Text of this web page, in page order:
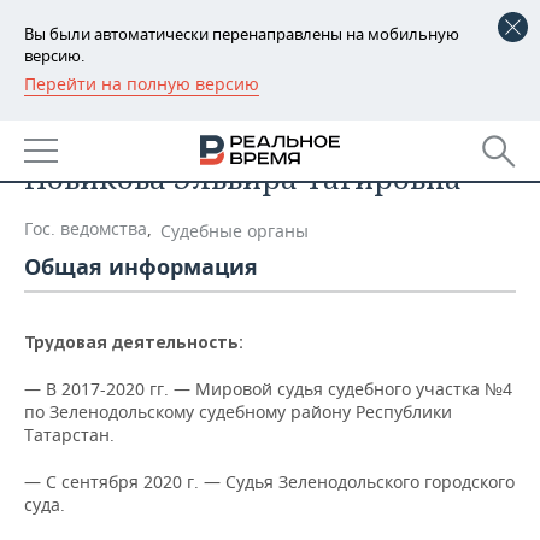
Вы были автоматически перенаправлены на мобильную
версию.
Перейти на полную версию
РЕГИОНЫ
БАШКОРТОСТАН
ТАТАРСТАН
УДМУРТИЯ
НОВОСТИ
НОВОСТИ АНАЛИТИКИ
ВУЗЫ ТАТАРСТАНА
КОМУ ПРИНАДЛЕЖАТ
ТОРГОВЫЕ ЦЕНТРЫ
ТАТАРСТАНА
ЭКОНОМИКА
БАНКИ
БЮДЖЕТ
ПРОМЫШЛЕННОСТИ
АГРОПРОМ
МАШИНОСТРОЕНИЕ
НОВОСТИ НЕДВИЖИМОСТИ
АВТО
НОВОСТИ АВТО
БИЗНЕС
Новикова Эльвира Тагировна
Гос. ведомства, Судебные органы
Общая информация
Трудовая деятельность:
— В 2017-2020 гг. — Мировой судья судебного участка №4
по Зеленодольскому судебному району Республики
Татарстан.
— С сентября 2020 г. — Судья Зеленодольского городского
суда.